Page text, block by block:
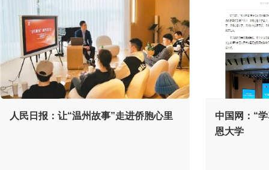
人民日报：让“温州故事”走进侨胞心里
中国网：“
恩大学